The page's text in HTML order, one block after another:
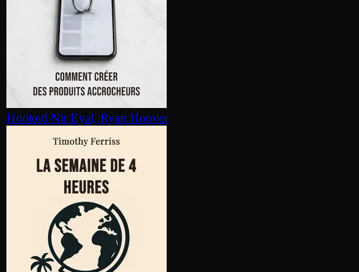
Hooked Nir Eyal, Ryan Hoover